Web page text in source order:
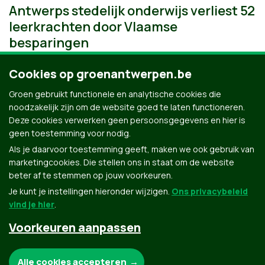
Antwerps stedelijk onderwijs verliest 52
leerkrachten door Vlaamse
besparingen
Groen.be
Cookies op groenantwerpen.be
Groen gebruikt functionele en analytische cookies die
noodzakelijk zijn om de website goed te laten functioneren.
Deze cookies verwerken geen persoonsgegevens en hier is
geen toestemming voor nodig.
Als je daarvoor toestemming geeft, maken we ook gebruik van
marketingcookies. Die stellen ons in staat om de website
beter af te stemmen op jouw voorkeuren.
Je kunt je instellingen hieronder wijzigen. Ons privacybeleid
vind je hier.
Voorkeuren aanpassen
Alle cookies accepteren